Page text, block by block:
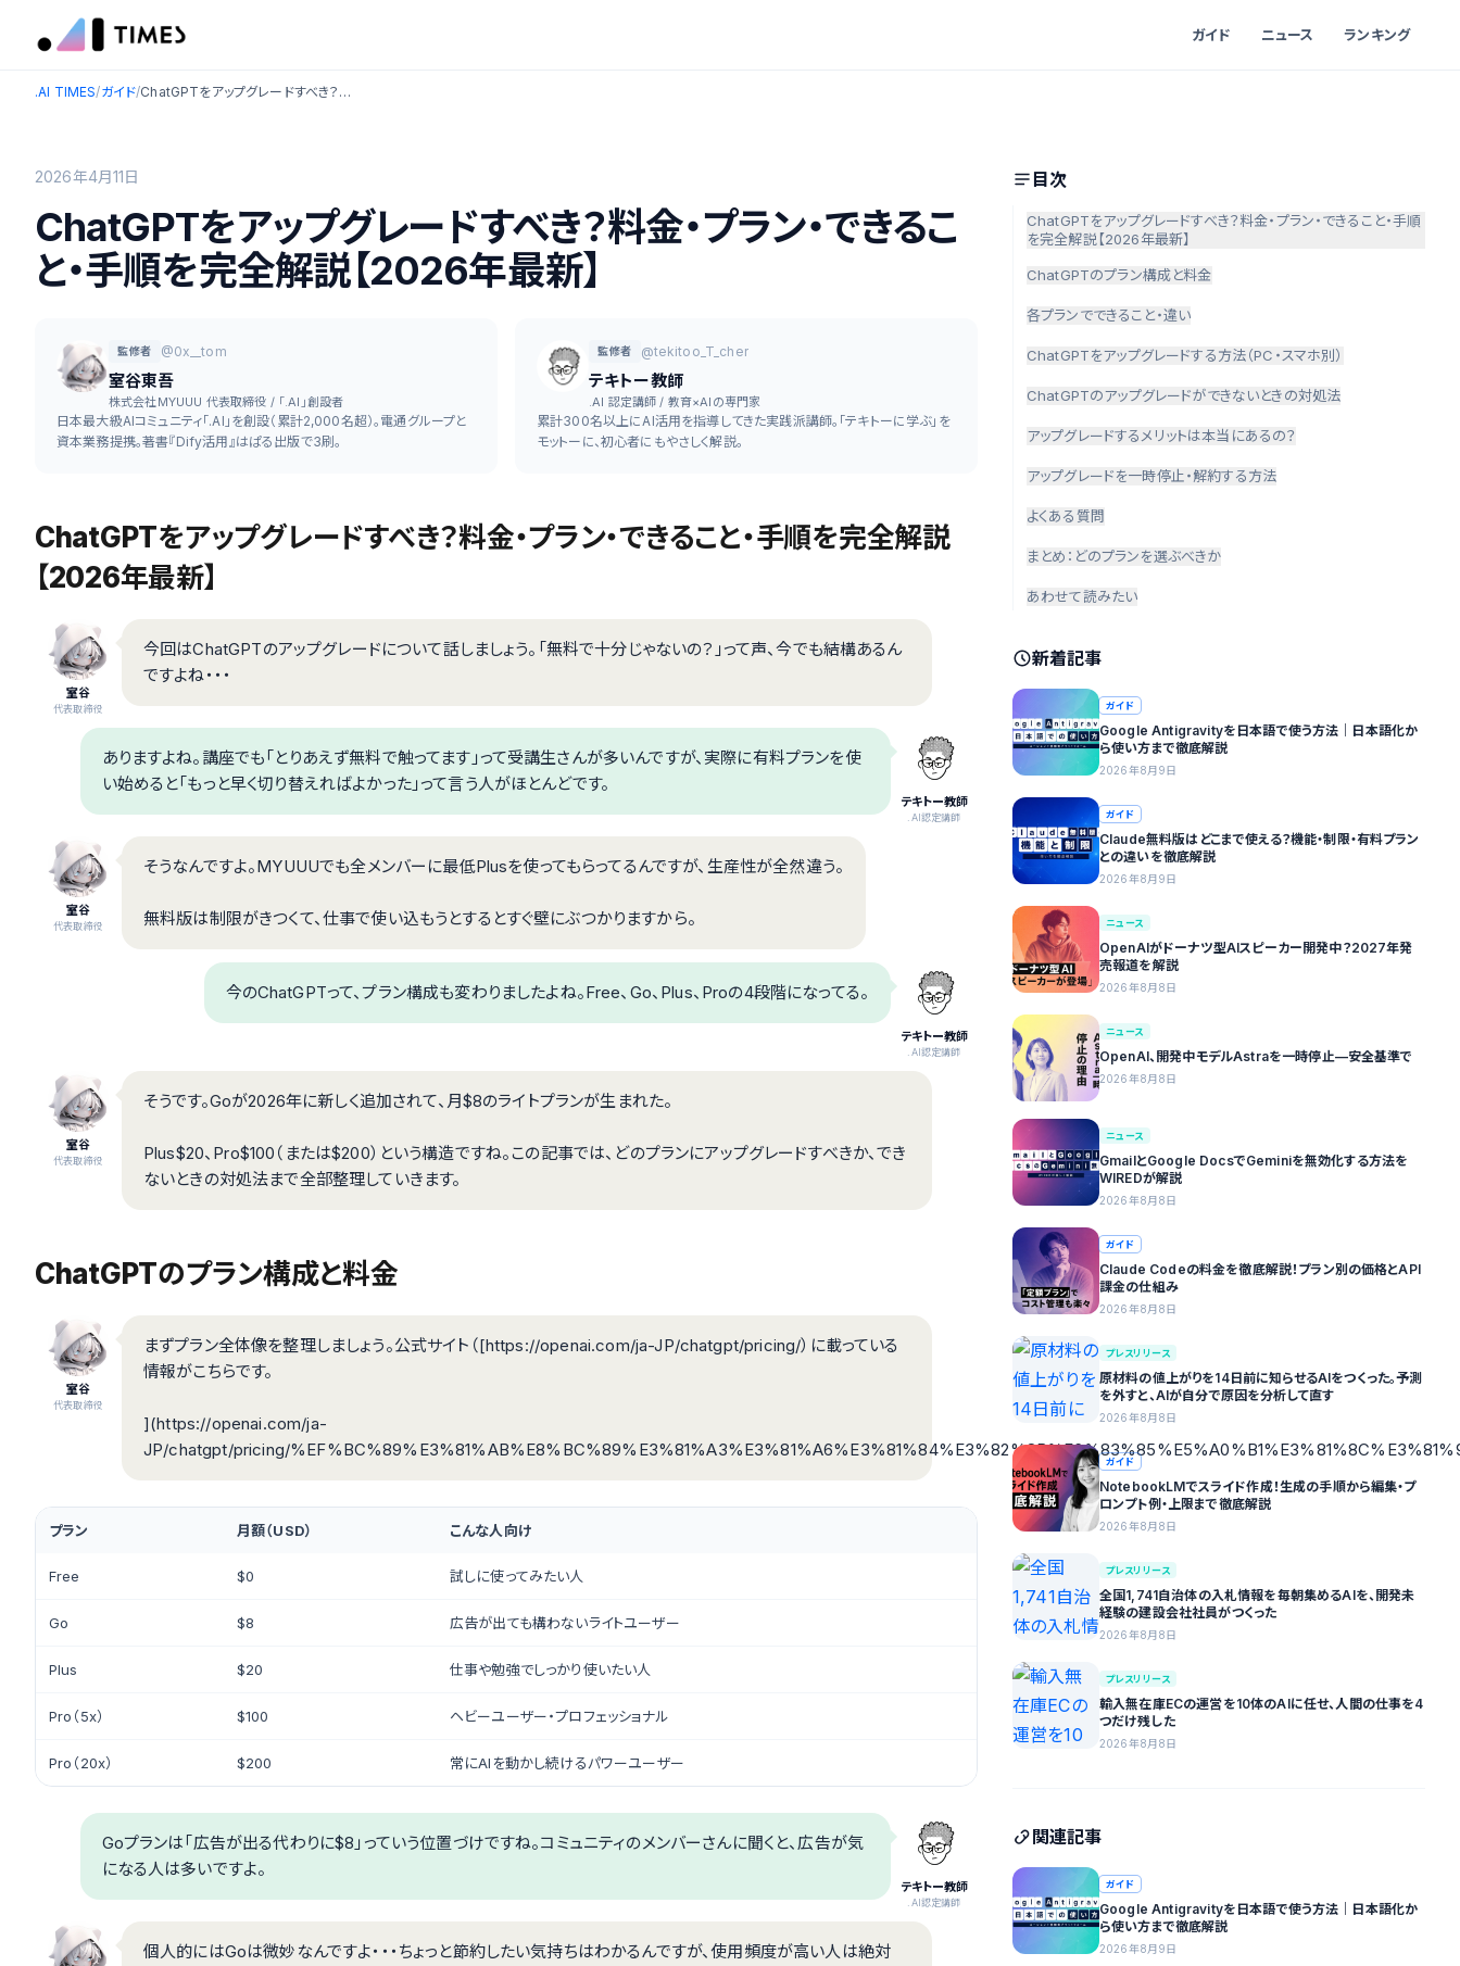
ガイド ニュース ランキング
.AI TIMES/ガイド/ ChatGPTをアップグレードすべき？料金・プラン・できること・手順を完全解説【2026年最新】
2026年4月11日
ChatGPTをアップグレードすべき？料金・プラン・できるこ
と・手順を完全解説【2026年最新】
監修者 @0x__tom
室谷東吾
株式会社MYUUU 代表取締役 / 「.AI」創設者
日本最大級AIコミュニティ「.AI」を創設（累計2,000名超）。電通グループと
資本業務提携。著書『Dify活用』はぱる出版で3刷。
監修者 @tekitoo_T_cher
テキトー教師
.AI 認定講師 / 教育×AIの専門家
累計300名以上にAI活用を指導してきた実践派講師。「テキトーに学ぶ」を
モットーに、初心者にもやさしく解説。
ChatGPTをアップグレードすべき？料金・プラン・できること・手順を完全解説
【2026年最新】
室谷
代表取締役
今回はChatGPTのアップグレードについて話しましょう。「無料で十分じゃないの？」って声、今でも結構あるん
ですよね・・・
テキトー教師
.AI認定講師
ありますよね。講座でも「とりあえず無料で触ってます」って受講生さんが多いんですが、実際に有料プランを使
い始めると「もっと早く切り替えればよかった」って言う人がほとんどです。
室谷
代表取締役
そうなんですよ。MYUUUでも全メンバーに最低Plusを使ってもらってるんですが、生産性が全然違う。
無料版は制限がきつくて、仕事で使い込もうとするとすぐ壁にぶつかりますから。
テキトー教師
.AI認定講師
今のChatGPTって、プラン構成も変わりましたよね。Free、Go、Plus、Proの4段階になってる。
室谷
代表取締役
そうです。Goが2026年に新しく追加されて、月$8のライトプランが生まれた。
Plus$20、Pro$100（または$200）という構造ですね。この記事では、どのプランにアップグレードすべきか、でき
ないときの対処法まで全部整理していきます。
ChatGPTのプラン構成と料金
室谷
代表取締役
まずプラン全体像を整理しましょう。公式サイト（[https://openai.com/ja-JP/chatgpt/pricing/）に載っている
情報がこちらです。
](https://openai.com/ja-
JP/chatgpt/pricing/
プラン 月額（USD） こんな人向け
Free $0 試しに使ってみたい人
Go $8 広告が出ても構わないライトユーザー
Plus $20 仕事や勉強でしっかり使いたい人
Pro（5x） $100 ヘビーユーザー・プロフェッショナル
Pro（20x） $200 常にAIを動かし続けるパワーユーザー
テキトー教師
.AI認定講師
Goプランは「広告が出る代わりに$8」っていう位置づけですね。コミュニティのメンバーさんに聞くと、広告が気
になる人は多いですよ。
個人的にはGoは微妙なんですよ・・・ちょっと節約したい気持ちはわかるんですが、使用頻度が高い人は絶対
目次
ChatGPTをアップグレードすべき？料金・プラン・できること・手順
を完全解説【2026年最新】
ChatGPTのプラン構成と料金
各プランでできること・違い
ChatGPTをアップグレードする方法（PC・スマホ別）
ChatGPTのアップグレードができないときの対処法
アップグレードするメリットは本当にあるの？
アップグレードを一時停止・解約する方法
よくある質問
まとめ：どのプランを選ぶべきか
あわせて読みたい
新着記事
ガイド
Google Antigravityを日本語で使う方法｜日本語化か
ら使い方まで徹底解説
2026年8月9日
ガイド
Claude無料版はどこまで使える？機能・制限・有料プラン
との違いを徹底解説
2026年8月9日
ニュース
OpenAIがドーナツ型AIスピーカー開発中？2027年発
売報道を解説
2026年8月8日
ニュース
OpenAI、開発中モデルAstraを一時停止—安全基準で
2026年8月8日
ニュース
GmailとGoogle DocsでGeminiを無効化する方法を
WIREDが解説
2026年8月8日
ガイド
Claude Codeの料金を徹底解説！プラン別の価格とAPI
課金の仕組み
2026年8月8日
プレスリリース
原材料の値上がりを14日前に知らせるAIをつくった。予測
を外すと、AIが自分で原因を分析して直す
2026年8月8日
ガイド
NotebookLMでスライド作成！生成の手順から編集・プ
ロンプト例・上限まで徹底解説
2026年8月8日
プレスリリース
全国1,741自治体の入札情報を毎朝集めるAIを、開発未
経験の建設会社社員がつくった
2026年8月8日
プレスリリース
輸入無在庫ECの運営を10体のAIに任せ、人間の仕事を4
つだけ残した
2026年8月8日
関連記事
ガイド
Google Antigravityを日本語で使う方法｜日本語化か
ら使い方まで徹底解説
2026年8月9日